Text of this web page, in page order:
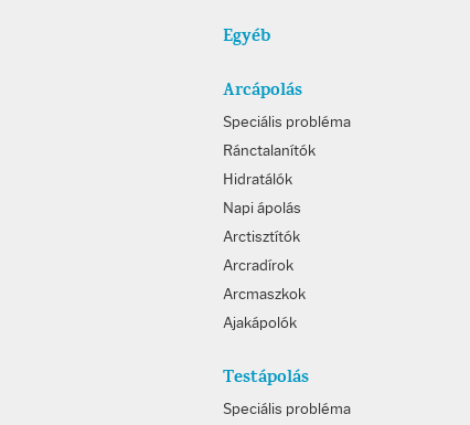
Egyéb
Arcápolás
Speciális probléma
Ránctalanítók
Hidratálók
Napi ápolás
Arctisztítók
Arcradírok
Arcmaszkok
Ajakápolók
Testápolás
Speciális probléma